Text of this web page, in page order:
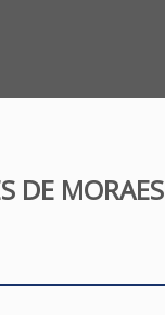
DE MORAES